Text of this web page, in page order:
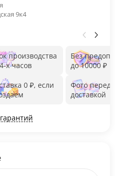
9к4
производства
х часов
0 ₽, если
Без
до 10000 ₽
Фото перед
доставкой